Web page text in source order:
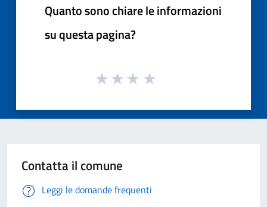
Quanto sono chiare le informazioni
su questa pagina?
Contatta il comune
Leggi le domande frequenti